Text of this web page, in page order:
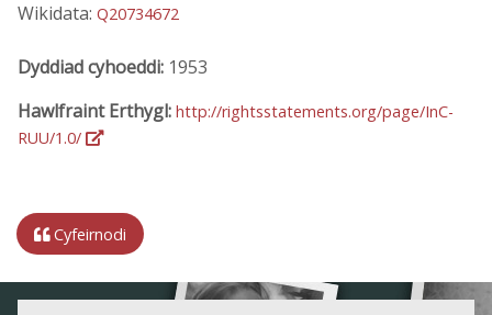
Wikidata: Q20734672
Dyddiad cyhoeddi: 1953
Hawlfraint Erthygl: http://rightsstatements.org/page/InC-
RUU/1.0/
Cyfeirnodi